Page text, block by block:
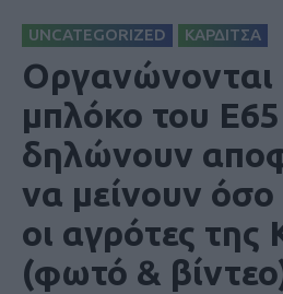
ΑΓΩΝ
UNCATEGORIZED ΚΑΡΔΙΤΣΑ
Οργανώνονται
μπλόκο του Ε65
δηλώνουν
να μείνουν όσο
οι αγρότες της
(φωτό &